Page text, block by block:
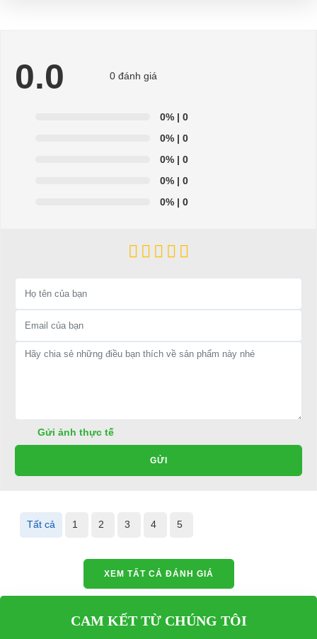
Bạn nên chọn mua Xe điện sân golf chất lượng giá
Để được tư vấn thêm về cách sử dụng xe ô tô điện để tăng tuổi thọ
cho xe hoặc có vấn đề gì cần được hỗ trợ, quý khách vui lòng liên
Điện thoại: 08 68 100 260
Website:xediendulich.com
0.0 0 đánh giá
0% | 0
0% | 0
0% | 0
0% | 0
0% | 0
Gửi ảnh thực tế
GỬI
Tất cả 1 2 3 4 5
XEM TẤT CẢ ĐÁNH GIÁ
CAM KẾT TỪ CHÚNG TÔI